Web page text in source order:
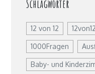
Schlagwörter
12 von 12 12von12
1000Fragen
Baby- und